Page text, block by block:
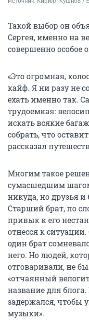
Такой выбор он
Сергея, именно на
совершенно особое
«Это огромная,
кайф. Я ни разу не
ехать именно так.
трудоемкая:
искать всякие
собрать, что
рассказал
Многим такое
сумасшедшим
никуда, но друзья и
Старший брат, по
привык к его
отнесся к
один брат
него. Но людей,
отговаривали, не
«отчаянный
название для
задержался, чтобы
музыки».